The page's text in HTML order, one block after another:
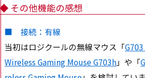
◆ その他機能の感想
■ 接続：有線
当初はロジクールの無線マウス「
Wireless Gaming Mouse G703h」や「